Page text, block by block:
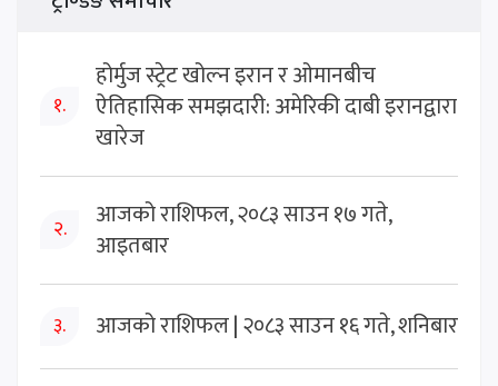
१.
होर्मुज स्ट्रेट खोल्न इरान र ओमानबीच
ऐतिहासिक समझदारी: अमेरिकी दाबी इरानद्वारा
खारेज
२.
आजको राशिफल, २०८३ साउन १७ गते,
आइतबार
३. आजको राशिफल | २०८३ साउन १६ गते, शनिबार